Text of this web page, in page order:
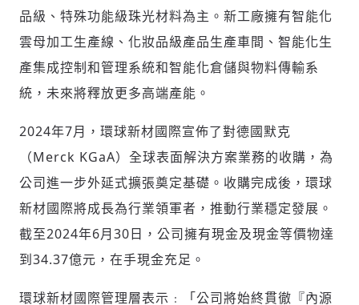
品級、特殊功能級珠光材料為主。新工廠擁有智能化
雲母加工生產線、化妝品級產品生產車間、智能化生
產集成控制和管理系統和智能化倉儲與物料傳輸系
統，未來將釋放更多高端產能。
2024年7月，環球新材國際宣佈了對德國默克
（Merck KGaA）全球表面解決方案業務的收購，為
公司進一步外延式擴張奠定基礎。收購完成後，環球
新材國際將成長為行業領軍者，推動行業穩定發展。
截至2024年6月30日，公司擁有現金及現金等價物達
到34.37億元，在手現金充足。
環球新材國際管理層表示 ﹕ 「公司將始終貫徹 『內源